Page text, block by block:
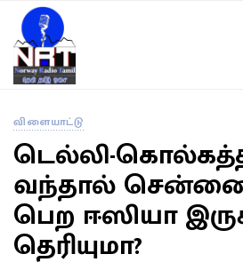
விளையாட்டு
டெல்லி-
வந்தால்
பெற ஈஸியா
தெரியுமா?